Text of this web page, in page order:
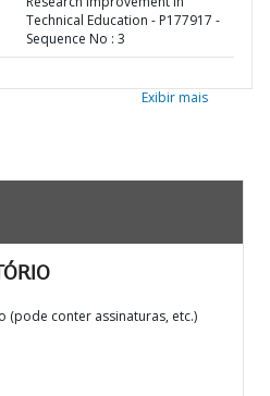
Technical Education - P177917 -
Sequence No : 3
Exibir mais
(pode conter assinaturas, etc.)